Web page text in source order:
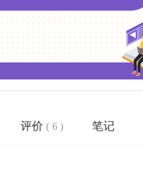
评价 ( 6 ) 笔记